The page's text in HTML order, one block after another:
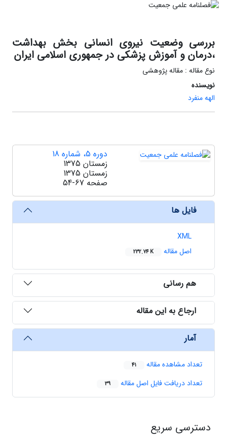
بررسی وضعیت نیروی انسانی بخش بهداشت
،درمان و آموزش پزشکی در جمهوری اسلامی ایران
نوع مقاله : مقاله پژوهشی
نویسنده
الهه منفرد
دوره 5، شماره 18
زمستان 1375
زمستان 1375
صفحه 54-67
فایل ها
XML
اصل مقاله
232.74 K
هم رسانی
ارجاع به این مقاله
آمار
تعداد مشاهده مقاله 41
تعداد دریافت فایل اصل مقاله 39
دسترسی سریع